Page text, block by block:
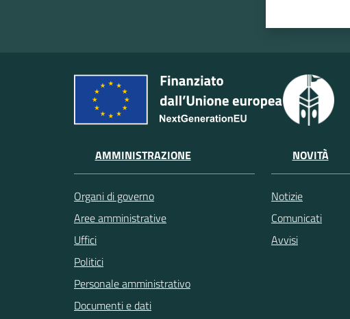
AMMINISTRAZIONE
Organi di governo
Aree amministrative
Uffici
Politici
Personale amministrativo
Documenti e dati
NOVITÀ
Notizie
Comunicati
Avvisi